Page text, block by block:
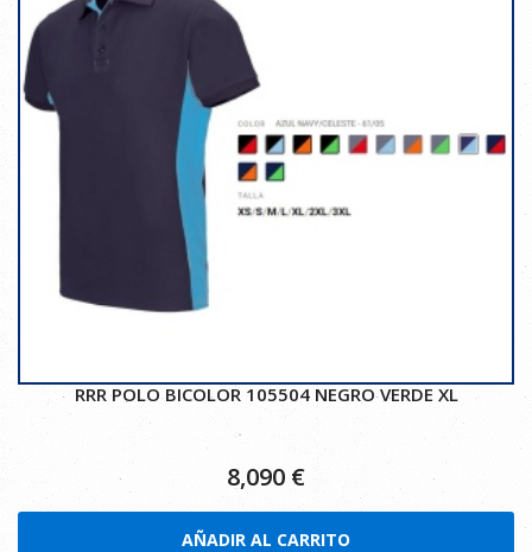
RRR POLO BICOLOR 105504 NEGRO VERDE XL
8,090 €
AÑADIR AL CARRITO